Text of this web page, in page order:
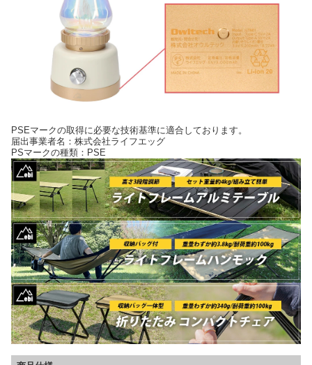
PSEマークの取得に必要な技術基準に適合しております。
届出事業者名：株式会社ライフエッグ
PSマークの種類：PSE